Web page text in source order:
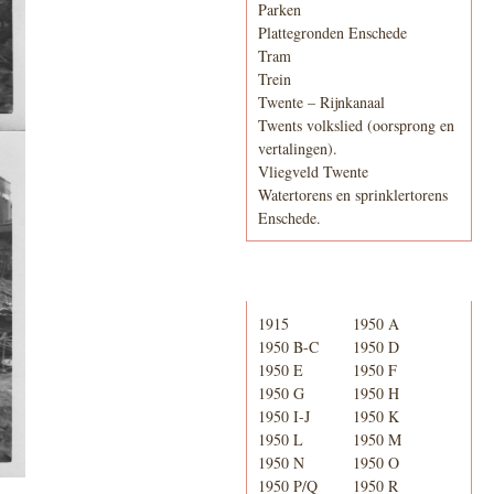
Parken
Plattegronden Enschede
Tram
Trein
Twente – Rijnkanaal
Twents volkslied (oorsprong en
vertalingen).
Vliegveld Twente
Watertorens en sprinklertorens
Enschede.
1915
1950 A
1950 B-C
1950 D
1950 E
1950 F
1950 G
1950 H
1950 I-J
1950 K
1950 L
1950 M
1950 N
1950 O
1950 P/Q
1950 R